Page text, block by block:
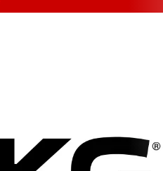
de charge recommandée>